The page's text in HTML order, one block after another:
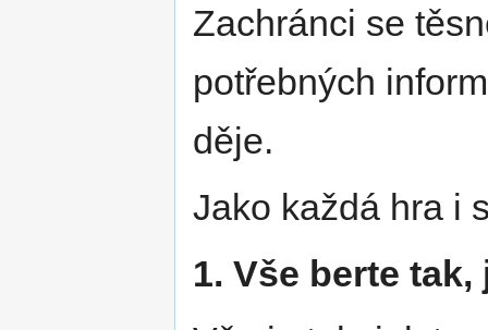
Zachránci se
potřebných
děje.
Jako každá hra i
1. Vše berte